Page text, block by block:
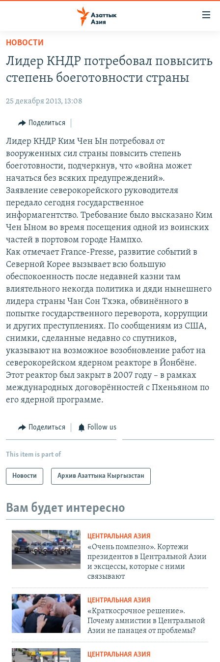
Вернуться
основному
содержанию
навигации
Вернутся
поиску
КАЗАХСТАН
УЗБЕКИСТАН
ТАДЖИКИСТАН
НОВОСТИ
НА ДРУГИХ ЯЗЫКАХ
ҚАЗАҚША
КЫРГЫЗЧА
ЎЗБЕКЧА
ТОҶИКӢ
TÜRKMENÇE
Все сайты РСЕ/РС
НОВОСТИ
Лидер КНДР потребовал повысить
степень боеготовности страны
25 декабря 2013, 13:08
Поделиться
Лидер КНДР Ким Чен Ын потребовал от
вооруженных сил страны повысить степень
боеготовности, подчеркнув, что «война может
начаться без всяких предупреждений».
Заявление северокорейского руководителя
передало сегодня государственное
информагентство. Требование было высказано Ким
Чен Ыном во время посещения одной из воинских
частей в портовом городе Нампхо.
Как отмечает France-Presse, развитие событий в
Северной Корее вызывает всю большую
обеспокоенность после недавней казни там
влиятельного некогда политика и дяди нынешнего
лидера страны Чан Сон Тхэка, обвинённого в
попытке государственного переворота, коррупции
и других преступлениях. По сообщениям из США,
снимки, сделанные недавно со спутников,
указывают на возможное возобновление работ на
северокорейском ядерном реакторе в Йонбёне.
Этот реактор был закрыт в 2007 году – в рамках
международных договорённостей с Пхеньяном по
его ядерной программе.
Поделиться Follow us
This item is part of
Новости Архив Азаттыка Кыргызстан
Вам будет интересно
ЦЕНТРАЛЬНАЯ АЗИЯ
«Очень помпезно». Кортежи
президентов в Центральной Азии
и эксцессы, которые с ними
связывают
ЦЕНТРАЛЬНАЯ АЗИЯ
«Краткосрочное решение».
Почему амнистии в Центральной
Азии не панацея от проблемы?
ЦЕНТРАЛЬНАЯ АЗИЯ